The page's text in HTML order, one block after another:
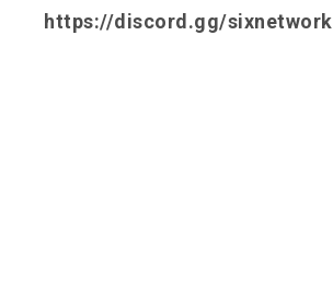
https://discord.gg/sixnetwork